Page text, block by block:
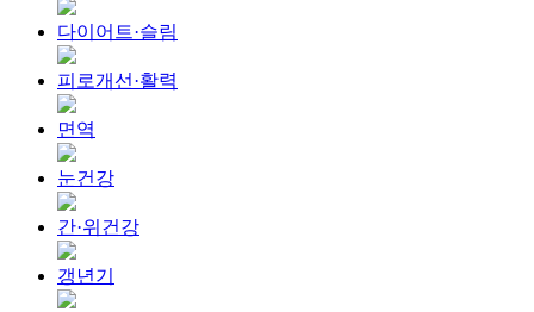
다이어트·슬림
피로개선·활력
면역
눈건강
간·위건강
갱년기